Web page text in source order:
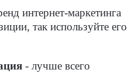
интернет-маркетинга
так используйте его
- лучше всего